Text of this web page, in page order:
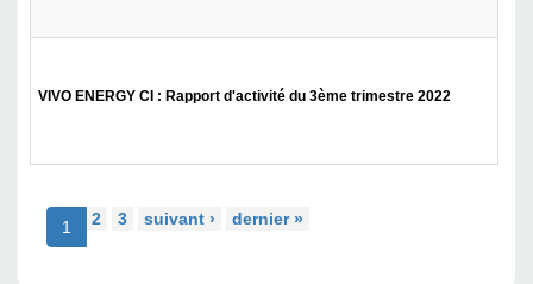
VIVO ENERGY CI : Rapport d'activité du 3ème trimestre 2022
1 2 3 suivant › dernier »